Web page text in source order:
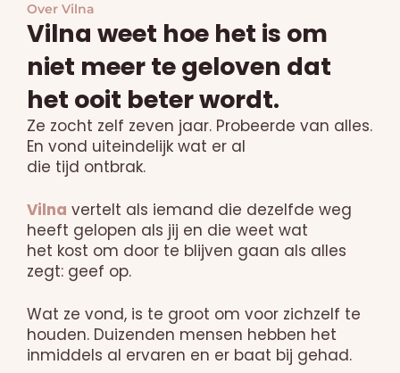
Over Vilna
Vilna weet hoe het is om
niet meer te geloven dat
het ooit beter wordt.
Ze zocht zelf zeven jaar. Probeerde van alles.
En vond uiteindelijk wat er al
die tijd ontbrak.
Vilna vertelt als iemand die dezelfde weg
heeft gelopen als jij en die weet wat
het kost om door te blijven gaan als alles
zegt: geef op.
Wat ze vond, is te groot om voor zichzelf te
houden. Duizenden mensen hebben het
inmiddels al ervaren en er baat bij gehad.